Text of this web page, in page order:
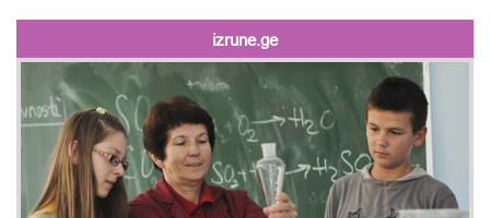
izrune.ge